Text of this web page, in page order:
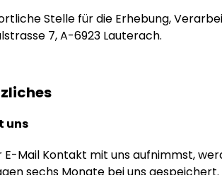
Stelle für die Erhebung,
7, A-6923 Lauterach.
uns
E-Mail Kontakt mit uns aufnimmst,